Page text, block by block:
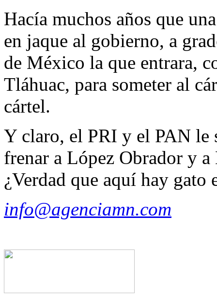
Hacía muchos años que
en jaque al gobierno, a
de México la que entrara,
Tláhuac, para someter al
cártel.
Y claro, el PRI y el PAN le
frenar a López Obrador y
¿Verdad que aquí hay gato
info@agenciamn.com